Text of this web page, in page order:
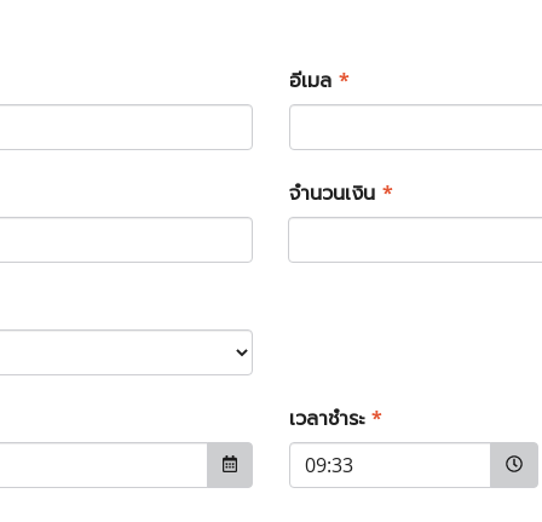
อีเมล *
จำนวนเงิน *
เวลาชำระ *